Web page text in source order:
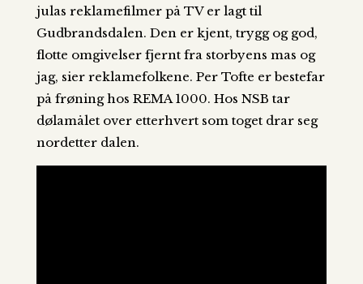
julas reklamefilmer på TV er lagt til
Gudbrandsdalen. Den er kjent, trygg og god,
flotte omgivelser fjernt fra storbyens mas og
jag, sier reklamefolkene. Per Tofte er bestefar
på frøning hos REMA 1000. Hos NSB tar
dølamålet over etterhvert som toget drar seg
nordetter dalen.